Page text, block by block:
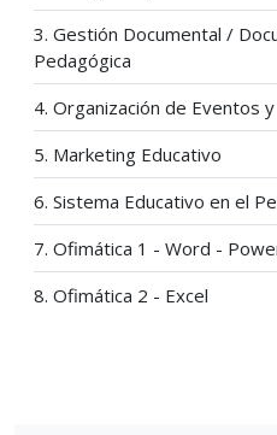
3. Gestión Documental /
Pedagógica
4. Organización de Eventos
5. Marketing Educativo
6. Sistema Educativo en el
7. Ofimática 1 - Word -
8. Ofimática 2 - Excel